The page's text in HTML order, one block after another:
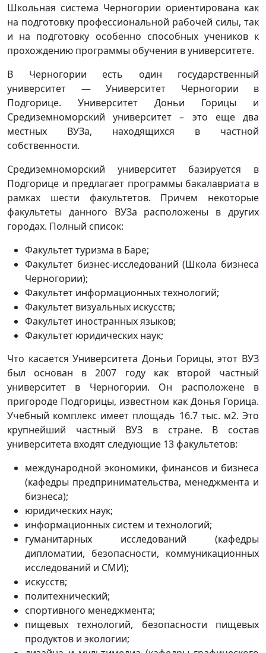
Школьная система Черногории ориентирована как
на подготовку профессиональной рабочей силы, так
и на подготовку особенно способных учеников к
прохождению программы обучения в университете.
В Черногории есть один государственный
университет — Университет Черногории в
Подгорице. Университет Доньи Горицы и
Средиземноморский университет – это еще два
местных ВУЗа, находящихся в частной
собственности.
Средиземноморский университет базируется в
Подгорице и предлагает программы бакалавриата в
рамках шести факультетов. Причем некоторые
факультеты данного ВУЗа расположены в других
городах. Полный список:
Факультет туризма в Баре;
Факультет бизнес-исследований (Школа бизнеса
Черногории);
Факультет информационных технологий;
Факультет визуальных искусств;
Факультет иностранных языков;
Факультет юридических наук;
Что касается Университета Доньи Горицы, этот ВУЗ
был основан в 2007 году как второй частный
университет в Черногории. Он расположене в
пригороде Подгорицы, известном как Донья Горица.
Учебный комплекс имеет площадь 16.7 тыс. м2. Это
крупнейший частный ВУЗ в стране. В состав
университета входят следующие 13 факультетов:
международной экономики, финансов и бизнеса
(кафедры предпринимательства, менеджмента и
бизнеса);
юридических наук;
информационных систем и технологий;
гуманитарных исследований (кафедры
дипломатии, безопасности, коммуникационных
исследований и СМИ);
искусств;
политехнический;
спортивного менеджмента;
пищевых технологий, безопасности пищевых
продуктов и экологии;